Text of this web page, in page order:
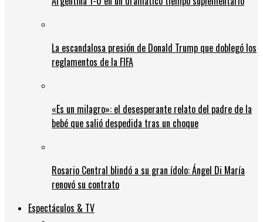
La escandalosa presión de Donald Trump que doblegó los
reglamentos de la FIFA
«Es un milagro»: el desesperante relato del padre de la
bebé que salió despedida tras un choque
Rosario Central blindó a su gran ídolo: Ángel Di María
renovó su contrato
Espectáculos & TV